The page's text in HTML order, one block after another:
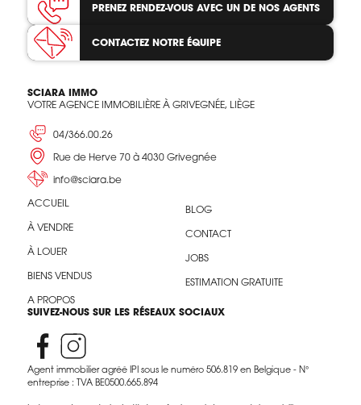
PRENEZ RENDEZ-VOUS AVEC UN DE NOS AGENTS
CONTACTEZ NOTRE ÉQUIPE
SCIARA IMMO
VOTRE AGENCE IMMOBILIÈRE À GRIVEGNÉE, LIÈGE
04/366.00.26
Rue de Herve 70 à 4030 Grivegnée
info@sciara.be
ACCUEIL
À VENDRE
À LOUER
BIENS VENDUS
A PROPOS
BLOG
CONTACT
JOBS
ESTIMATION GRATUITE
SUIVEZ-NOUS SUR LES RÉSEAUX SOCIAUX
Agent immobilier agréé IPI sous le numéro 506.819 en Belgique - N°
entreprise : TVA BE0500.665.894